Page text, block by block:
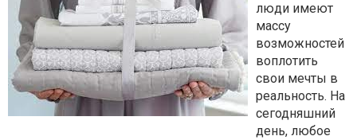
люди имеют
массу
возможностей
воплотить
свои мечты в
реальность. На
сегодняшний
день, любое